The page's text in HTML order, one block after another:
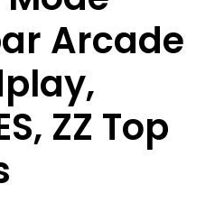
Arcade
ZZ Top